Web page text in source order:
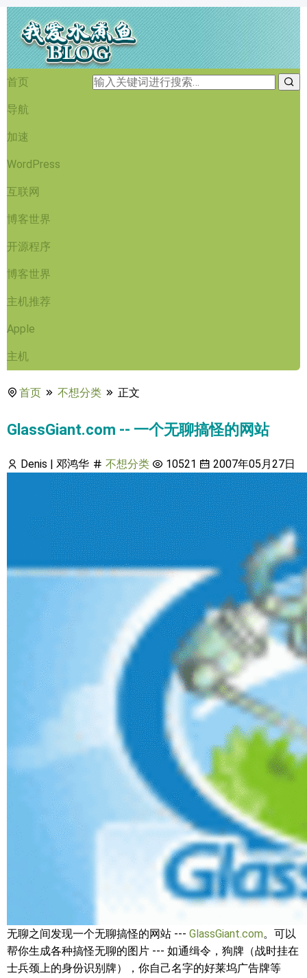
首页
导航
加速
WordPress
互联网
博客世界
开源程序
博客世界
主机推荐
Apple
主机
首页 不想分类 正文
GlassGiant.com -- 一个无聊搞怪的网站
Denis | 邓鸿华 不想分类 10521 2007年05月27日
无聊之间发现一个无聊搞怪的网站 --- GlassGiant.com。可以
帮你生成各种搞怪无聊的图片 --- 如通缉令，狗牌（战时挂在
士兵颈上的身份识别牌），你自己名字的好莱坞广告牌等